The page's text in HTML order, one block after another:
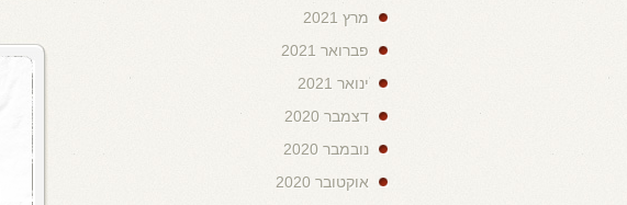
מרץ 2021
פברואר 2021
ינואר 2021
דצמבר 2020
נובמבר 2020
אוקטובר 2020